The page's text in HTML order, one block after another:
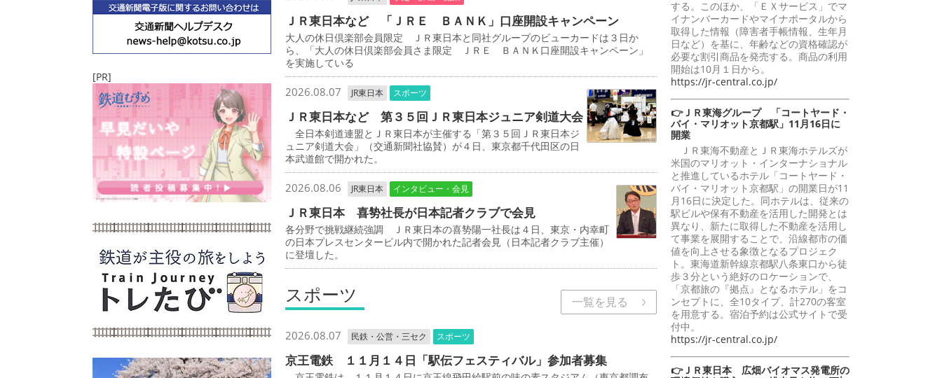
[PR]
ＪＲ東日本など 「ＪＲＥ ＢＡＮＫ」口座開設キャンペーン
大人の休日倶楽部会員限定 ＪＲ東日本と同社グループのビューカードは３日か
ら、「大人の休日倶楽部会員さま限定 ＪＲＥ ＢＡＮＫ口座開設キャンペーン」
を実施している
2026.08.07 JR東日本 スポーツ
ＪＲ東日本など 第３５回ＪＲ東日本ジュニア剣道大会
全日本剣道連盟とＪＲ東日本が主催する「第３５回ＪＲ東日本ジ
ュニア剣道大会」（交通新聞社協賛）が４日、東京都千代田区の日
本武道館で開かれた。
2026.08.06 JR東日本 インタビュー・会見
ＪＲ東日本 喜㔟社長が日本記者クラブで会見
各分野で挑戦継続強調 ＪＲ東日本の喜㔟陽一社長は４日、東京・内幸町
の日本プレスセンタービル内で開かれた記者会見（日本記者クラブ主催）
に登壇した。
スポーツ 一覧を見る
2026.08.07 民鉄・公営・三セク スポーツ
京王電鉄 １１月１４日「駅伝フェスティバル」参加者募集
する。このほか、「ＥＸサービス」でマ
イナンバーカードやマイナポータルから
取得した情報（障害者手帳情報、生年月
日など）を基に、年齢などの資格確認が
必要な割引商品を発売する。商品の利用
開始は10月１日から。
https://jr-central.co.jp/
👉ＪＲ東海グループ 「コートヤード・
バイ・マリオット京都駅」11月16日に
開業
ＪＲ東海不動産とＪＲ東海ホテルズが
米国のマリオット・インターナショナル
と推進しているホテル「コートヤード・
バイ・マリオット京都駅」の開業日が11
月16日に決定した。同ホテルは、従来の
駅ビルや保有不動産を活用した開発とは
異なり、新たに取得した不動産を活用し
て事業を展開することで、沿線都市の価
値を向上させる象徴となるプロジェク
ト。東海道新幹線京都駅八条東口から徒
歩３分という絶好のロケーションで、
「京都旅の『拠点』となるホテル」をコ
ンセプトに、全10タイプ、計270の客室
を用意する。宿泊予約は公式サイトで受
付中。
https://jr-central.co.jp/
👉ＪＲ東日本 広畑バイオマス発電所の